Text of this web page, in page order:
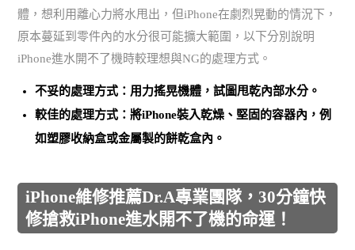
體，想利用離心力將水甩出，但iPhone在劇烈晃動的情況下，
原本蔓延到零件內的水分很可能擴大範圍，以下分別說明
iPhone進水開不了機時較理想與NG的處理方式。
不妥的處理方式：用力搖晃機體，試圖甩乾內部水分。
較佳的處理方式：將iPhone裝入乾燥、堅固的容器內，例
如塑膠收納盒或金屬製的餅乾盒內。
iPhone維修推薦Dr.A專業團隊，30分鐘快
修搶救iPhone進水開不了機的命運！